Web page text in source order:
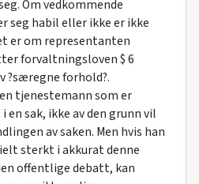
Om vedkommende
seg habil eller ikke er ikke
er om representanten
forvaltningsloven $ 6
?særegne forhold?.
tjenestemann som er
sak, ikke av den grunn vil
av saken. Men hvis han
sterkt i akkurat denne
offentlige debatt, kan